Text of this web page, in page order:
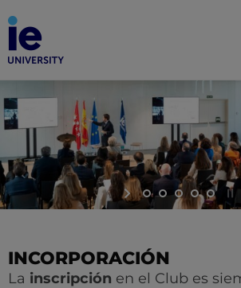
INCORPORACIÓN
La inscripción en el Club es